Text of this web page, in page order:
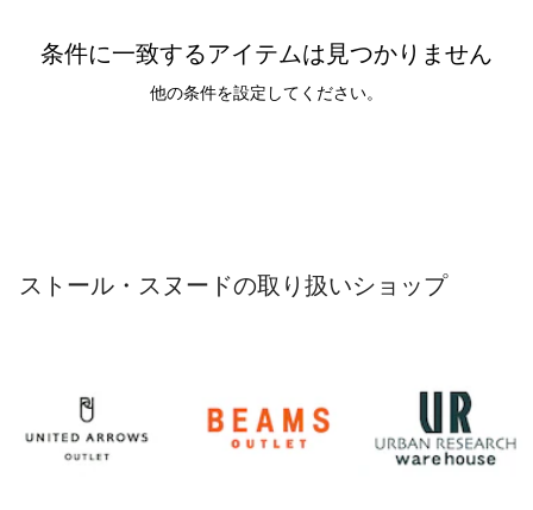
条件に一致するアイテムは見つかりません
他の条件を設定してください。
ストール・スヌードの取り扱いショップ